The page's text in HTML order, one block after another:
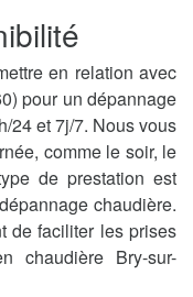
en relation avec
pour un dépannage
24 et 7j/7. Nous vous
comme le soir, le
de prestation est
chaudière.
de faciliter les prises
chaudière Bry-sur-